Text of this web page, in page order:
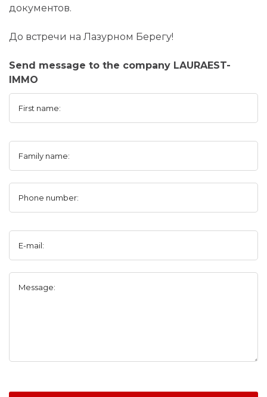
документов.
До встречи на Лазурном Берегу!
Send message to the company LAURAEST-
IMMO
First name:
Family name:
Phone number:
E-mail:
Message: